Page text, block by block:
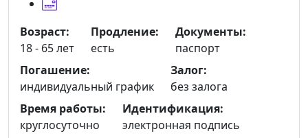
Возраст:
18 - 65 лет
Продление:
есть
Документы:
паспорт
Погашение:
индивидуальный график
Залог:
без залога
Время работы:
круглосуточно
Идентификация:
электронная подпись